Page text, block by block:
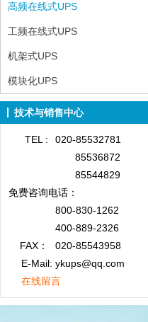
高频在线式UPS
工频在线式UPS
机架式UPS
模块化UPS
技术与销售中心
TEL :
020-85532781
85536872
85544829
免费咨询电话：
800-830-1262
400-889-2326
FAX：
020-85543958
E-Mail: ykups@qq.com
在线留言